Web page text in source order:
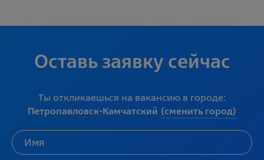
Оставь заявку сейчас
Ты откликаешься на вакансию в городе:
Петропавловск-Камчатский (сменить город)